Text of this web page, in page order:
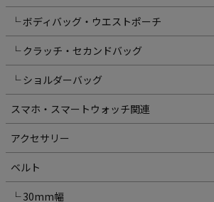
└ ボディバッグ・ウエストポーチ
└ クラッチ・セカンドバッグ
└ ショルダーバッグ
スマホ・スマートウォッチ関連
アクセサリー
ベルト
└ 30mm幅